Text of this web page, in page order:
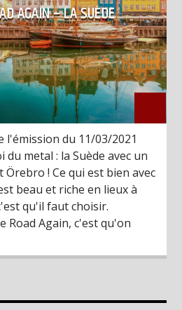
AGAIN – LA SUÈDE
l'émission du 11/03/2021
du metal : la Suède avec un
! Ce qui est bien avec
beau et riche en lieux à
qu'il faut choisir.
Road Again, c'est qu'on